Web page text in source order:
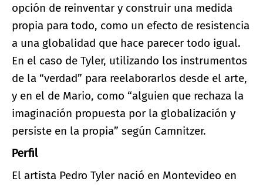
opción de reinventar y construir una medida
propia para todo, como un efecto de resistencia
a una globalidad que hace parecer todo igual.
En el caso de Tyler, utilizando los instrumentos
de la “verdad” para reelaborarlos desde el arte,
y en el de Mario, como “alguien que rechaza la
imaginación propuesta por la globalización y
persiste en la propia” según Camnitzer.
Perfil
El artista Pedro Tyler nació en Montevideo en